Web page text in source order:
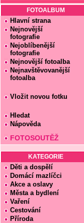
FOTOALBUM
Hlavní strana
Nejnovější
fotografie
Nejoblíbenější
fotografie
Nejnovější fotoalba
Nejnavštěvovanější
fotoalba
Vložit novou fotku
Hledat
Nápověda
FOTOSOUTĚŽ
KATEGORIE
Děti a dospělí
Domácí mazlíčci
Akce a oslavy
Města a bydlení
Vaření
Cestování
Příroda